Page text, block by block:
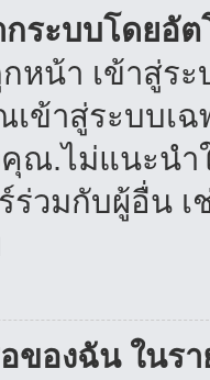
ระบบโดยอั
น้า เข้าสู่ร
ข้าสู่ระบบเ
ณ.ไม่แนะนำ
วมกับผู้อื่น เ
ของฉัน ในร